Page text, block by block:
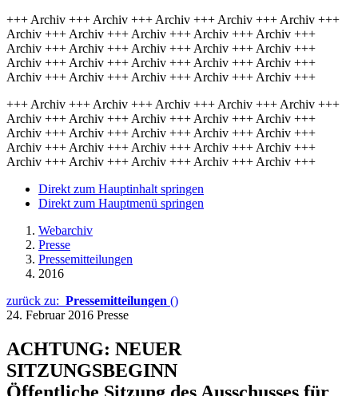
+++ Archiv +++ Archiv +++ Archiv +++ Archiv +++ Archiv +++
Archiv +++ Archiv +++ Archiv +++ Archiv +++ Archiv +++
Archiv +++ Archiv +++ Archiv +++ Archiv +++ Archiv +++
Archiv +++ Archiv +++ Archiv +++ Archiv +++ Archiv +++
Archiv +++ Archiv +++ Archiv +++ Archiv +++ Archiv +++
+++ Archiv +++ Archiv +++ Archiv +++ Archiv +++ Archiv +++
Archiv +++ Archiv +++ Archiv +++ Archiv +++ Archiv +++
Archiv +++ Archiv +++ Archiv +++ Archiv +++ Archiv +++
Archiv +++ Archiv +++ Archiv +++ Archiv +++ Archiv +++
Archiv +++ Archiv +++ Archiv +++ Archiv +++ Archiv +++
Direkt zum Hauptinhalt springen
Direkt zum Hauptmenü springen
Webarchiv
Presse
Pressemitteilungen
2016
zurück zu: Pressemitteilungen ()
24. Februar 2016 Presse
ACHTUNG: NEUER
SITZUNGSBEGINN